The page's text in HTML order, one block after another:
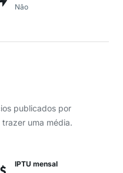
Não
publicados por
uma média.
IPTU mensal